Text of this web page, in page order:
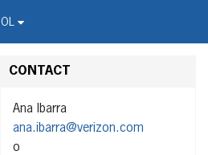
CONTACT
Ana Ibarra
ana.ibarra@verizon.com
o